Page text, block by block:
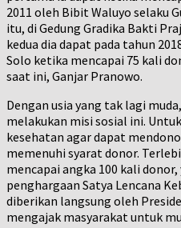
2011 oleh Bibit Waluyo selaku
itu, di Gedung Gradika Bakti
kedua dia dapat pada tahun
Solo ketika mencapai 75 kali
saat ini, Ganjar Pranowo.
Dengan usia yang tak lagi
melakukan misi sosial ini.
kesehatan agar dapat
memenuhi syarat donor.
mencapai angka 100 kali
penghargaan Satya Lencana
diberikan langsung oleh
mengajak masyarakat untuk